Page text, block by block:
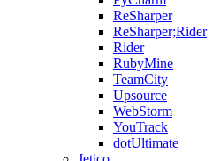
ReSharper
ReSharper;Rider
Rider
RubyMine
TeamCity
Upsource
WebStorm
YouTrack
dotUltimate